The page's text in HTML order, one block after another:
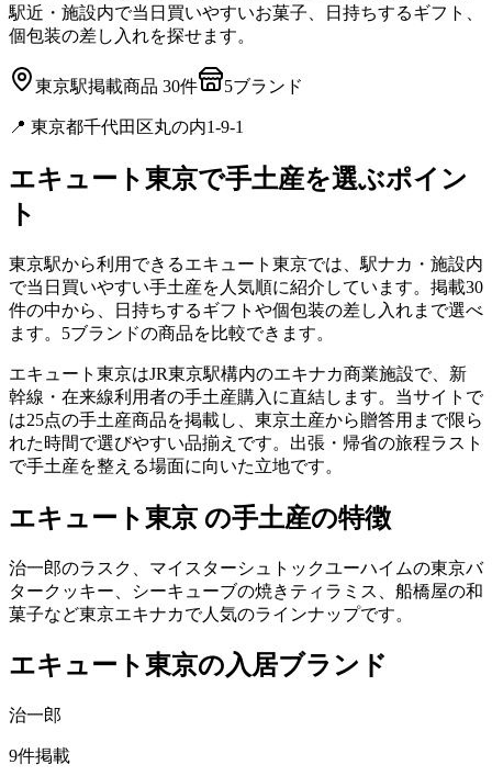
駅近・施設内で当日買いやすいお菓子、日持ちするギフト、
個包装の差し入れを探せます。
東京駅掲載商品 30件 5ブランド
📍 東京都千代田区丸の内1-9-1
エキュート東京で手土産を選ぶポイン
ト
東京駅から利用できるエキュート東京では、駅ナカ・施設内
で当日買いやすい手土産を人気順に紹介しています。掲載30
件の中から、日持ちするギフトや個包装の差し入れまで選べ
ます。5ブランドの商品を比較できます。
エキュート東京はJR東京駅構内のエキナカ商業施設で、新
幹線・在来線利用者の手土産購入に直結します。当サイトで
は25点の手土産商品を掲載し、東京土産から贈答用まで限ら
れた時間で選びやすい品揃えです。出張・帰省の旅程ラスト
で手土産を整える場面に向いた立地です。
エキュート東京 の手土産の特徴
治一郎のラスク、マイスターシュトックユーハイムの東京バ
タークッキー、シーキューブの焼きティラミス、船橋屋の和
菓子など東京エキナカで人気のラインナップです。
エキュート東京の入居ブランド
治一郎
9件掲載